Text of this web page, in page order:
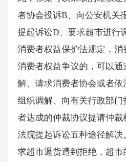
者协会投诉B、向公安机关
提起诉讼D、要求超市进行
消费者权益保护法规定，消
消费者权益争议的，可以通
解、请求消费者协会或者
组织调解、向有关行政部
者达成的仲裁协议提请仲裁
法院提起诉讼五种途径解
求超市退货遭到拒绝，超市